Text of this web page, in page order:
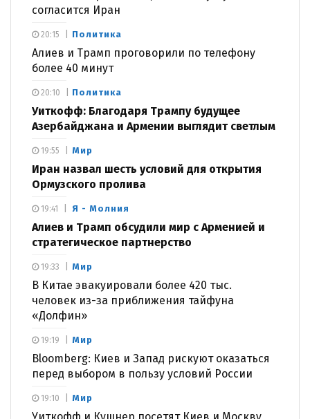
согласится Иран
Политика
Алиев и Трамп проговорили по телефону
более 40 минут
20:15
Политика
Уиткофф: Благодаря Трампу будущее
Азербайджана и Армении выглядит светлым
20:10
Мир
Иран назвал шесть условий для открытия
Ормузского пролива
19:55
Я - Молния
Алиев и Трамп обсудили мир с Арменией и
стратегическое партнерство
19:41
Мир
В Китае эвакуировали более 420 тыс.
человек из-за приближения тайфуна
«Долфин»
19:33
Мир
Bloomberg: Киев и Запад рискуют оказаться
перед выбором в пользу условий России
19:19
Мир
19:10